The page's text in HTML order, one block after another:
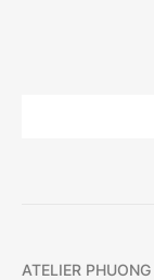
ATELIER PHUONG